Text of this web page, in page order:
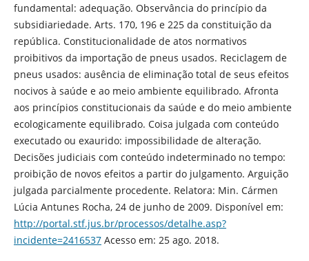
fundamental: adequação. Observância do princípio da
subsidiariedade. Arts. 170, 196 e 225 da constituição da
república. Constitucionalidade de atos normativos
proibitivos da importação de pneus usados. Reciclagem de
pneus usados: ausência de eliminação total de seus efeitos
nocivos à saúde e ao meio ambiente equilibrado. Afronta
aos princípios constitucionais da saúde e do meio ambiente
ecologicamente equilibrado. Coisa julgada com conteúdo
executado ou exaurido: impossibilidade de alteração.
Decisões judiciais com conteúdo indeterminado no tempo:
proibição de novos efeitos a partir do julgamento. Arguição
julgada parcialmente procedente. Relatora: Min. Cármen
Lúcia Antunes Rocha, 24 de junho de 2009. Disponível em:
http://portal.stf.jus.br/processos/detalhe.asp?
incidente=2416537Acesso em: 25 ago. 2018.